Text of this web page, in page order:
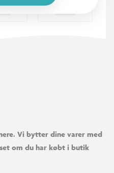
Vi bytter dine varer med
om du har købt i butik